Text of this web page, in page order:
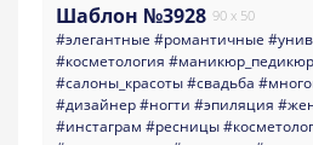
Шаблон №3928 90 x 50
#элегантные #романтичные
#косметология #маникюр_педикюр
#салоны_красоты#свадьба
#дизайнер#ногти #эпиляция
#инстаграм #ресницы#косметолог